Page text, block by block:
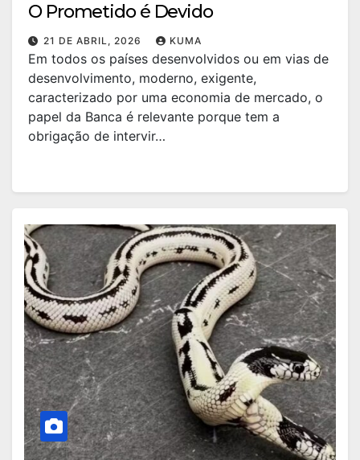
O Prometido é Devido
21 DE ABRIL, 2026 KUMA
Em todos os países desenvolvidos ou em vias de
desenvolvimento, moderno, exigente,
caracterizado por uma economia de mercado, o
papel da Banca é relevante porque tem a
obrigação de intervir…